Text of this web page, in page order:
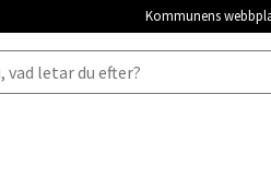
Kommunens